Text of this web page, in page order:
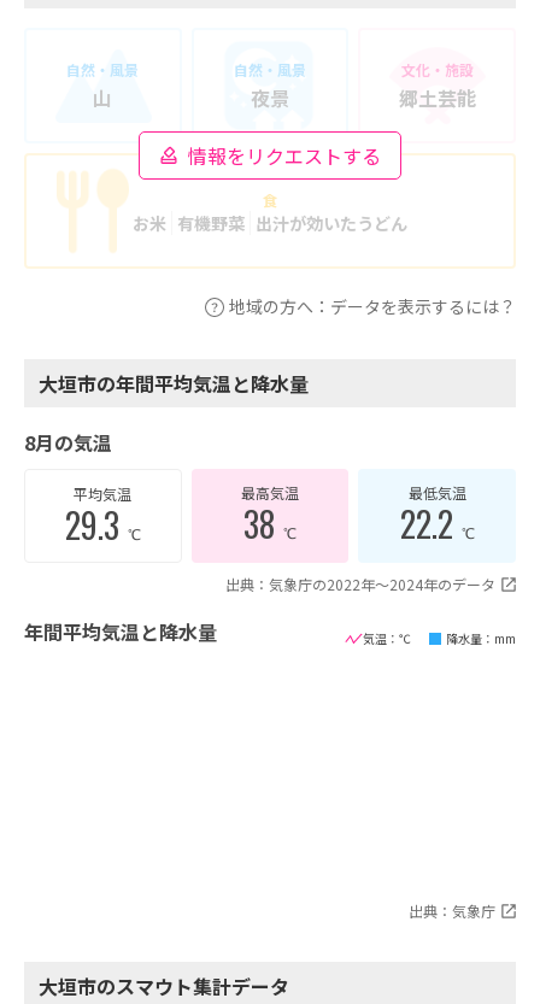
情報をリクエストする
自然・風景
山
自然・風景
夜景
文化・施設
郷土芸能
食
お米 有機野菜 出汁が効いたうどん
地域の方へ：データを表示するには？
大垣市の年間平均気温と降水量
8月の気温
平均気温
29.3 ℃
最高気温
38 ℃
最低気温
22.2 ℃
出典：気象庁の2022年〜2024年のデータ
年間平均気温と降水量 気温：℃ 降水量：mm
出典：気象庁
大垣市のスマウト集計データ